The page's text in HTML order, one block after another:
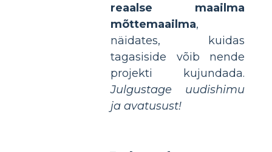
reaalse maailma
mõttemaailma,
näidates, kuidas
tagasiside võib nende
projekti kujundada.
Julgustage uudishimu
ja avatusust!